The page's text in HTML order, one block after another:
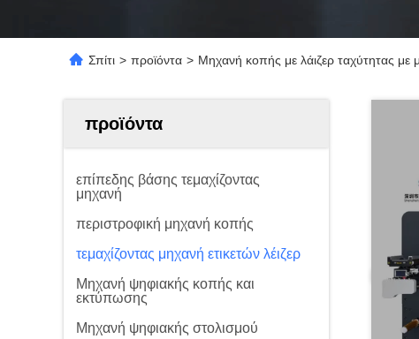
Σπίτι > προϊόντα > Μηχανή κοπής με λάιζερ ταχύτητας
προϊόντα
επίπεδης βάσης τεμαχίζοντας
μηχανή
περιστροφική μηχανή κοπής
τεμαχίζοντας μηχανή ετικετών λέιζερ
Μηχανή ψηφιακής κοπής και
εκτύπωσης
Μηχανή ψηφιακής στολισμού